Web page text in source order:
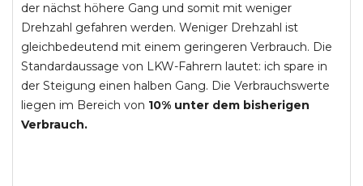
der nächst höhere Gang und somit mit weniger
Drehzahl gefahren werden. Weniger Drehzahl ist
gleichbedeutend mit einem geringeren Verbrauch. Die
Standardaussage von LKW-Fahrern lautet: ich spare in
der Steigung einen halben Gang. Die Verbrauchswerte
liegen im Bereich von 10% unter dem bisherigen
Verbrauch.